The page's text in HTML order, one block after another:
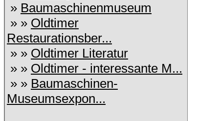
» Baumaschinenmuseum
» » Oldtimer
Restaurationsber...
» » Oldtimer Literatur
» » Oldtimer - interessante M...
» » Baumaschinen-
Museumsexpon...